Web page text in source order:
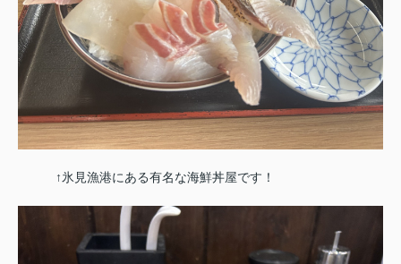
↑氷見漁港にある有名な海鮮丼屋です！